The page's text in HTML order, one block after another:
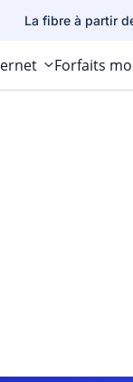
La fibre à partir
Forfaits